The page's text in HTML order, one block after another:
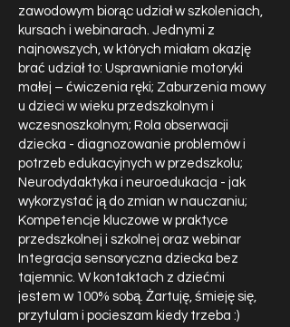
zawodowym biorąc udział w szkoleniach,
kursach i webinarach. Jednymi z
najnowszych, w których miałam okazję
brać udział to: Usprawnianie motoryki
małej – ćwiczenia ręki; Zaburzenia mowy
u dzieci w wieku przedszkolnym i
wczesnoszkolnym; Rola obserwacji
dziecka - diagnozowanie problemów i
potrzeb edukacyjnych w przedszkolu;
Neurodydaktyka i neuroedukacja - jak
wykorzystać ją do zmian w nauczaniu;
Kompetencje kluczowe w praktyce
przedszkolnej i szkolnej oraz webinar
Integracja sensoryczna dziecka bez
tajemnic. W kontaktach z dziećmi
jestem w 100% sobą. Żartuję, śmieję się,
przytulam i pocieszam kiedy trzeba :)